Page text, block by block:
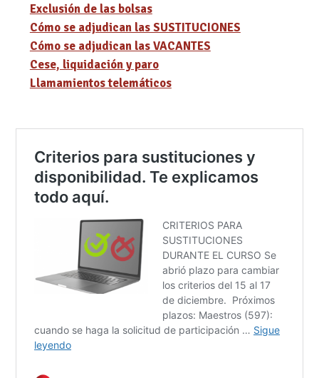
Exclusión de las bolsas
Cómo se adjudican las SUSTITUCIONES
Cómo se adjudican las VACANTES
Cese, liquidación y paro
Llamamientos telemáticos